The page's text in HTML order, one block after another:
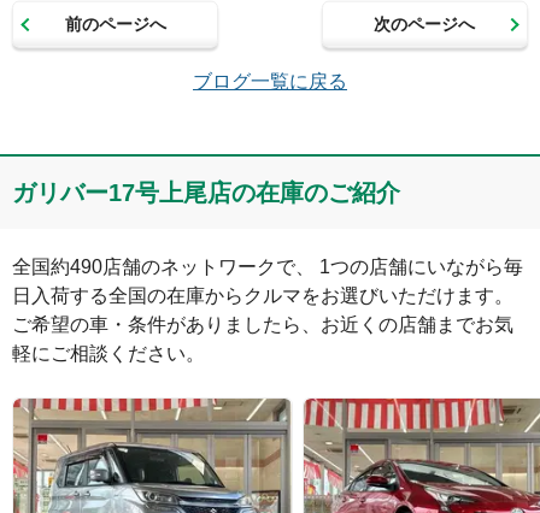
メールアドレス（半角英数）
コメント
絵文字は投稿時に削除します 0文字/140文字
Captcha
前のページへ 次のページへ
ブログ一覧に戻る
ガリバー17号上尾店の在庫のご紹介
全国約490店舗のネットワークで、 1つの店舗にいながら毎
日入荷する全国の在庫からクルマをお選びいただけます。
ご希望の車・条件がありましたら、お近くの店舗までお気
軽にご相談ください。